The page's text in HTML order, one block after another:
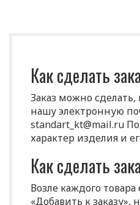
Как сделать
Заказ можно сделать,
нашу электронную
standart_kt@mail.ru
характер изделия и
Как сделать
Возле каждого товара
«Добавить к